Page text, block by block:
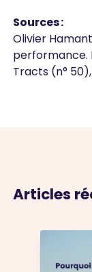
Sources :
Olivier
performance.
Tracts (n°
Articles